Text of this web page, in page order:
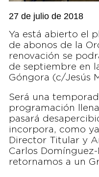
27 de julio de 2018
Ya está abierto el
de abonos de la
renovación se
de septiembre en
Góngora (c/Jesús
Será una
programación
pasará
incorpora, como
Director Titular y
Carlos
retornamos a un